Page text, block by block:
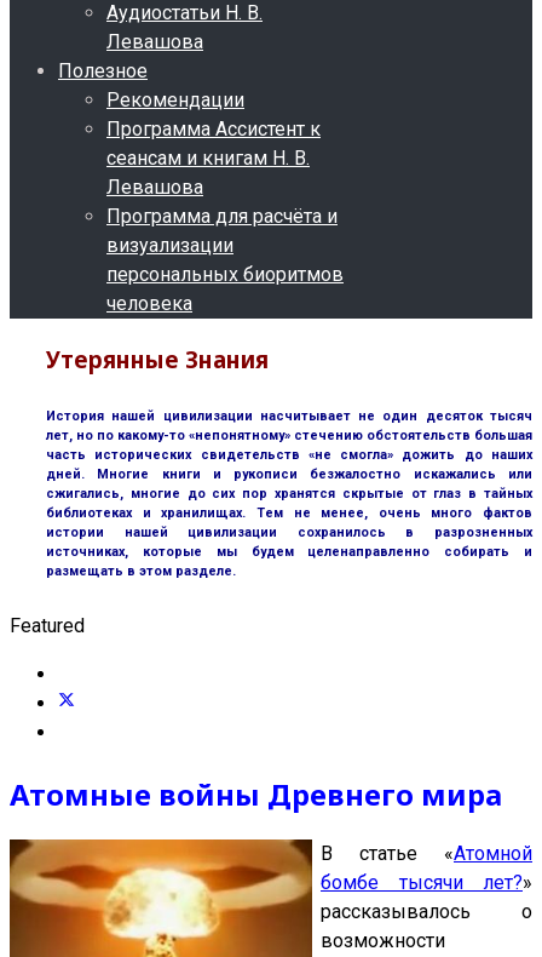
Аудиостатьи Н. В.
Левашова
Полезное
Рекомендации
Программа Ассистент к
сеансам и книгам Н. В.
Левашова
Программа для расчёта и
визуализации
персональных биоритмов
человека
Утерянные Знания
История нашей цивилизации насчитывает не один десяток тысяч
лет, но по какому-то «непонятному» стечению обстоятельств большая
часть исторических свидетельств «не смогла» дожить до наших
дней. Многие книги и рукописи безжалостно искажались или
сжигались, многие до сих пор хранятся скрытые от глаз в тайных
библиотеках и хранилищах. Тем не менее, очень много фактов
истории нашей цивилизации сохранилось в разрозненных
источниках, которые мы будем целенаправленно собирать и
размещать в этом разделе.
Featured
Атомные войны Древнего мира
В статье «Атомной
бомбе тысячи лет?»
рассказывалось о
возможности